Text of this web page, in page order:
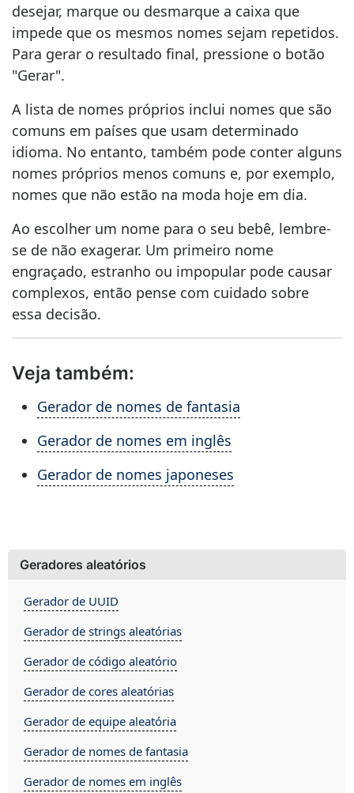
desejar, marque ou desmarque a caixa que
impede que os mesmos nomes sejam repetidos.
Para gerar o resultado final, pressione o botão
"Gerar".
A lista de nomes próprios inclui nomes que são
comuns em países que usam determinado
idioma. No entanto, também pode conter alguns
nomes próprios menos comuns e, por exemplo,
nomes que não estão na moda hoje em dia.
Ao escolher um nome para o seu bebê, lembre-
se de não exagerar. Um primeiro nome
engraçado, estranho ou impopular pode causar
complexos, então pense com cuidado sobre
essa decisão.
Veja também:
Gerador de nomes de fantasia
Gerador de nomes em inglês
Gerador de nomes japoneses
Geradores aleatórios
Gerador de UUID
Gerador de strings aleatórias
Gerador de código aleatório
Gerador de cores aleatórias
Gerador de equipe aleatória
Gerador de nomes de fantasia
Gerador de nomes em inglês